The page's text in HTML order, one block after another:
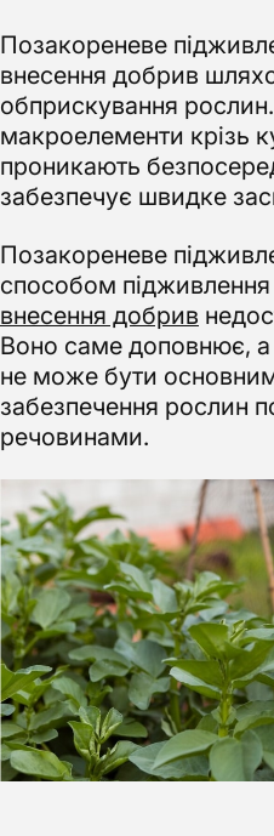
Позакореневе
внесення добрив
обприскування
макроелементи крізь
проникають
забезпечує швидке
Позакореневе
способом
внесення добрив
Воно саме доповнює, а
не може бути
забезпечення рослин
речовинами.